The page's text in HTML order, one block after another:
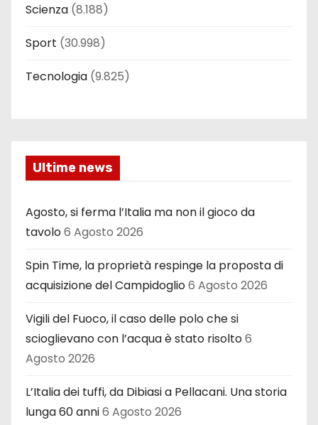
Scienza (8.188)
Sport (30.998)
Tecnologia (9.825)
Ultime news
Agosto, si ferma l’Italia ma non il gioco da
tavolo6 Agosto 2026
Spin Time, la proprietà respinge la proposta di
acquisizione del Campidoglio6 Agosto 2026
Vigili del Fuoco, il caso delle polo che si
scioglievano con l’acqua è stato risolto6
Agosto 2026
L’Italia dei tuffi, da Dibiasi a Pellacani. Una storia
lunga 60 anni6 Agosto 2026